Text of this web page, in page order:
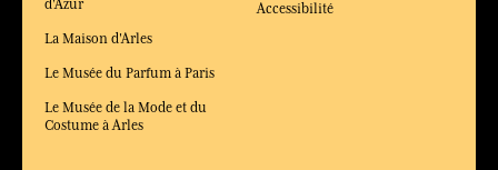
d'Azur
La Maison d'Arles
Le Musée du Parfum à Paris
Le Musée de la Mode et du
Costume à Arles
Accessibilité